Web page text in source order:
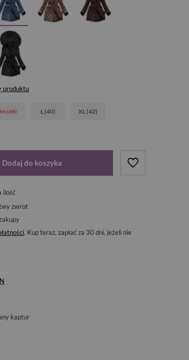
produktu
(38) L (40) XL (42)
Dodaj do koszyka
ilość
zwrot
. Kup teraz, zapłać za 30 dni, jeżeli nie
kaptur